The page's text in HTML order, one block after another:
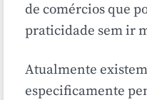
de comércios que
praticidade sem ir
Atualmente
especificamente